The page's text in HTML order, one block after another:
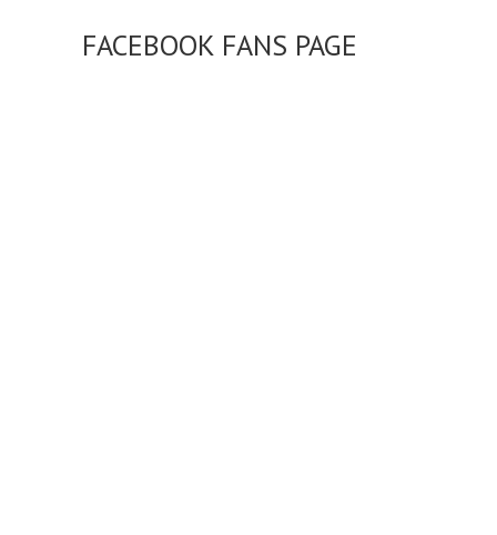
FACEBOOK FANS PAGE